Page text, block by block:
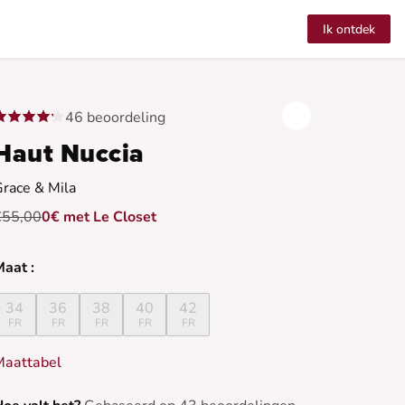
Ik ontdek
46 beoordeling
Nuccia
& Mila
0€ met Le Closet
:
34
FR
36
FR
38
FR
40
FR
42
FR